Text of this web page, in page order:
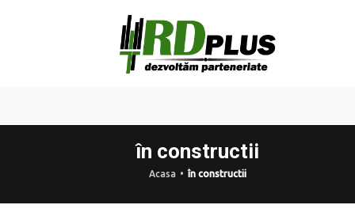
în constructii
Acasa în constructii